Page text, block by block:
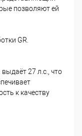
позволяют ей
GR.
27 л.с., что
к качеству